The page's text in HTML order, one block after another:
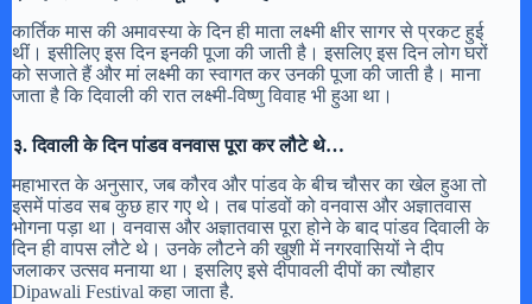
कार्तिक मास की अमावस्या के दिन ही माता लक्ष्मी क्षीर सागर से प्रकट हुई
थीं। इसीलिए इस दिन इनकी पूजा की जाती है। इसलिए इस दिन लोग घरों
को सजाते हैं और मां लक्ष्मी का स्वागत कर उनकी पूजा की जाती है। माना
जाता है कि दिवाली की रात लक्ष्मी-विष्णु विवाह भी हुआ था।
३. दिवाली के दिन पांडव वनवास पूरा कर लौटे थे…
महाभारत के अनुसार, जब कौरव और पांडव के बीच चौसर का खेल हुआ तो
इसमें पांडव सब कुछ हार गए थे। तब पांडवों को वनवास और अज्ञातवास
भोगना पड़ा था। वनवास और अज्ञातवास पूरा होने के बाद पांडव दिवाली के
दिन ही वापस लौटे थे। उनके लौटने की खुशी में नगरवासियों ने दीप
जलाकर उत्सव मनाया था। इसलिए इसे दीपावली दीपों का त्यौहार
Dipawali Festival कहा जाता है.